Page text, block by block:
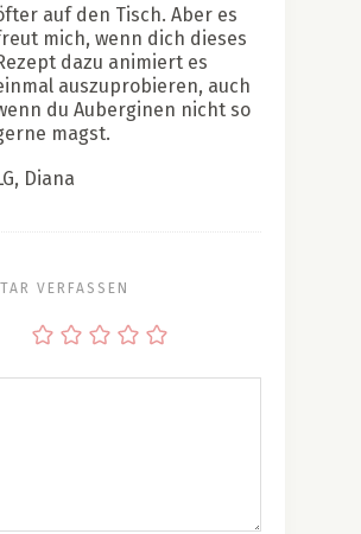
auf den Tisch. Aber es
mich, wenn dich dieses
dazu animiert es
auszuprobieren, auch
du Auberginen nicht so
magst.
Diana
VERFASSEN